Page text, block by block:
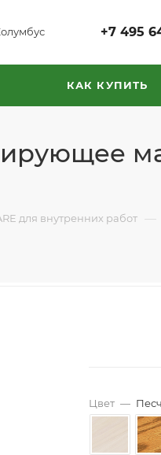
+7 495
КАК КУПИТЬ
для внутренних работ —
Цвет —